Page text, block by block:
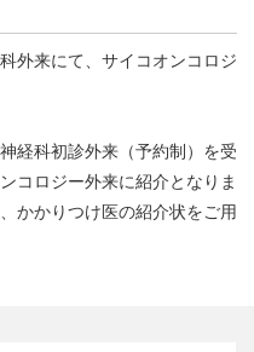
外来にて、サイコオンコロジ
経科初診外来（予約制）を受
コロジー外来に紹介となりま
かかりつけ医の紹介状をご用